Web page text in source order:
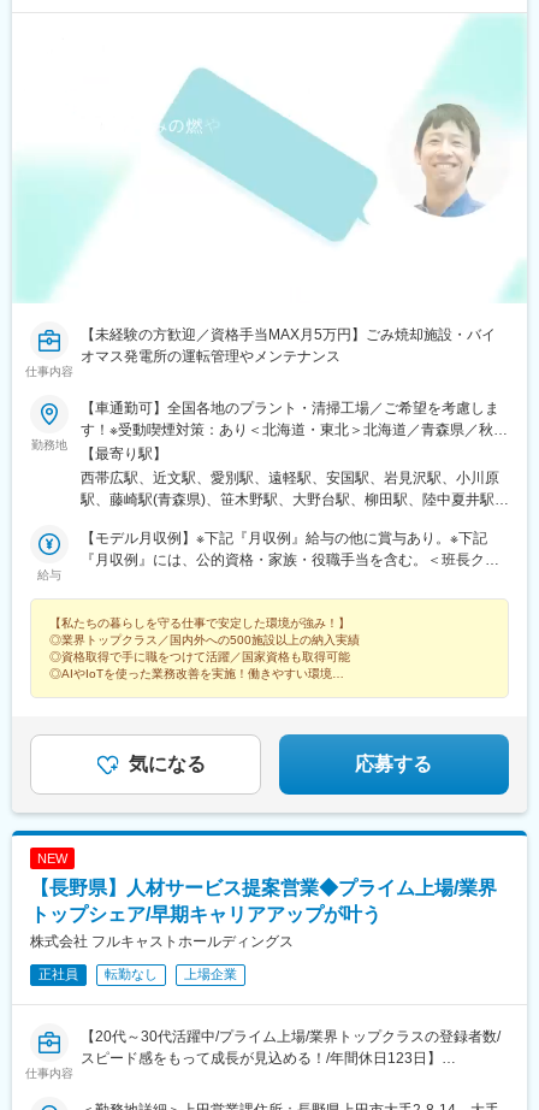
塩山駅、富士山駅、長坂駅、赤坂上駅、平田駅(長野県)、岩村田
駅、篠ノ井駅、千曲駅、信州中野駅、柏矢町駅、六日町駅、長岡
駅、さつき野駅、北吉田駅、新潟大学前駅、村上駅(新潟県)、加茂
駅(新潟県)、大形駅、西新発田駅、三条駅(新潟県)、水原駅、津守
駅、八尾駅、春木駅、御陵前駅、熊取駅、松ノ浜駅、栂・美木多
駅、白鷺駅、摂津富田駅、矢田駅(大阪府)、今川駅(大阪府)、福知
山市民病院口駅、耳成駅、忍海駅、加太駅(和歌山県)、京口駅、播
磨高岡駅、播州赤穂駅、葉多駅、加古川駅、はりま勝原駅、北条
町駅、飾磨駅、恵比須駅、鉢伏山上駅、浜の宮駅、播磨町駅、山
下駅(兵庫県)、東加古川駅、端岡駅、花園駅(香川県)、こううん、
一宮駅、太田駅(香川県)、善通寺駅、潟元駅、宇和島駅、宿毛駅、
駅、戸手駅、宇品四丁目駅、五日市駅、向洋駅、玖村駅、石橋駅
(長崎県)、早岐駅、平和公園駅、肥前古賀駅、泉福寺駅、岩松駅、
村駅、西唐津駅、喜々津駅、上相浦駅、佐々駅、西諫早駅、新大
工町駅、中津駅(大分県)、牧駅(大分県)、豊後国分駅、佐伯駅、別
府大学駅、豊前善光寺駅、鶴崎駅、西大分駅、杵築駅、光の森
駅、健軍町駅、亀井駅、南熊本駅、内牧駅、肥後西村駅、西人吉
駅、肥後大津駅、八代駅、高森駅、北熊本駅、交通局前駅(熊本
県)、竜田口駅、三里木駅、松橋駅、木葉駅、玉名駅、新八代駅、
田崎橋駅、佐敷駅、三角駅、安里駅、小禄駅、てだこ浦西駅、植
木駅、鍋島駅、滝野駅、若葉町駅、武蔵塚駅、久留米高校前駅、
前駅、三好町駅、駒川中野駅、琴電屋島駅、郡中駅、可部駅、西
観音町駅、宇品五丁目駅、諏訪神社駅、八景水谷駅、平成駅、九
品寺交差点駅、千歳町駅(長崎県)、花畑駅、針中野駅、屋島駅、広
電西広島・己斐駅、宇品三丁目駅、新中川町駅、味噌天神前駅、
西浦上駅
仕事内容
【未経験の方歓迎／資格手当MAX月5万円】ごみ焼却施設・バイ
オマス発電所の運転管理やメンテナンス
勤務地
【車通勤可】全国各地のプラント・清掃工場／ご希望を考慮しま
す！※受動喫煙対策：あり＜北海道・東北＞北海道／青森県／秋田
県／岩手県／山形県／福島県＜関東＞東京都／神奈川県／千葉県
／群馬県／埼玉県／栃木県／山梨県＜東海＞愛知県／静岡県／三
重県／岐阜県＜北信越＞新潟県／長野県／石川県／福井県＜関西
口県／香川県／愛媛県／高知県／徳島県＜九州・沖縄＞佐賀県／
沖縄県
【最寄り駅】
西帯広駅、近文駅、愛別駅、遠軽駅、安国駅、岩見沢駅、小川原
駅、藤崎駅(青森県)、笹木野駅、大野台駅、柳田駅、陸中夏井駅、
駅、新座駅、狭山ケ丘駅、北戸田駅、上総三又駅、南酒々井駅、
柏たなか駅、初石駅、小室駅、東京ディズニーシー・ステーショ
駅、寿駅、米津駅、野田新町駅、羽黒駅(愛知県)、山崎駅(愛知
県)、形原駅、尾張森岡駅、アスモ前駅、修善寺駅、三島駅、久居
駅、穴太駅(三重県)、明野駅、高山駅、松森駅、蘇原駅、猿和田
駅、時又駅、広丘駅、御代田駅、稲尾駅、三好町駅、鳥羽中駅、
梁駅、宇部新川駅、伊予三島駅、内子駅、鎌田駅、若井駅、南小
松島駅、宇多津駅、佐賀駅、てだこ浦西駅、渋谷駅、恵比寿駅
給与
【モデル月収例】※下記『月収例』給与の他に賞与あり。※下記
『月収例』には、公的資格・家族・役職手当を含む。＜班長クラ
齢30代後半／資格（2級ボイラー技士、第2種電気工事士）保有／
配偶者、お子様（2名）扶養の場合＜所長クラス＞月収例：
617,200円＋通勤手当、深夜業手当、残業代等⇒年齢40代後半／
資格（2級ボイラー技士、第2種電気工事士）保有／配偶者、お子
【私たちの暮らしを守る仕事で安定した環境が強み！】
◎業界トップクラス／国内外への500施設以上の納入実績
◎資格取得で手に職をつけて活躍／国家資格も取得可能
◎AIやIoTを使った業務改善を実施！働きやすい環境
気になる 応募する
NEW
【長野県】人材サービス提案営業◆プライム上場/業界
トップシェア/早期キャリアアップが叶う
株式会社 フルキャストホールディングス
正社員 転勤なし 上場企業
仕事内容
【20代～30代活躍中/プライム上場/業界トップクラスの登録者数/
スピード感をもって成長が見込める！/年間休日123日】
人材をお探しの企業様に対して、仕事をお探しの求職者をご紹介